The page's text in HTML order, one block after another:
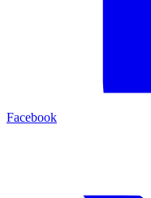
Facebook